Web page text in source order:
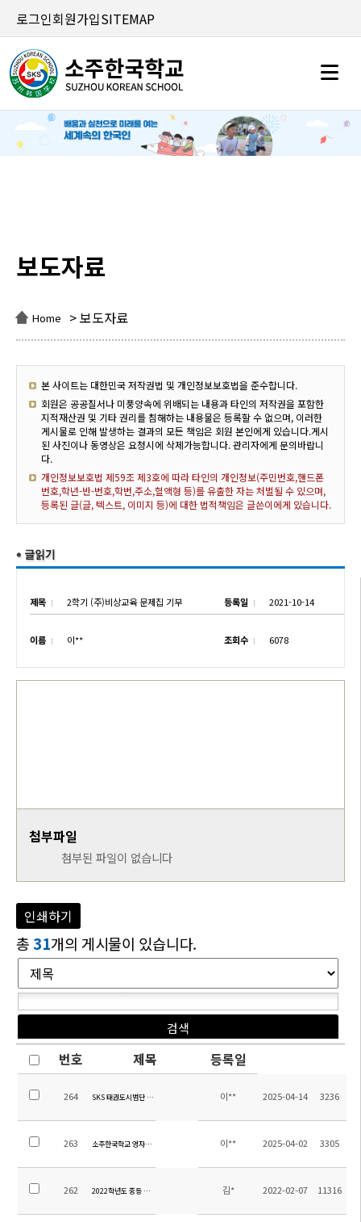
로그인회원가입SITEMAP
보도자료
Home > 보도자료
본 사이트는 대한민국 저작권법 및 개인정보보호법을 준수합니다.
회원은 공공질서나 미풍양속에 위배되는 내용과 타인의 저작권을 포함한
지적재산권 및 기타 권리를 침해하는 내용물은 등록할 수 없으며, 이러한
게시물로 인해 발생하는 결과의 모든 책임은 회원 본인에게 있습니다.게시
된 사진이나 동영상은 요청시에 삭제가능합니다. 관리자에게 문의바랍니
다.
개인정보보호법 제59조 제3호에 따라 타인의 개인정보(주민번호,핸드폰
번호,학년-반-번호,학번,주소,혈액형 등)를 유출한 자는 처벌될 수 있으며,
등록된 글(글, 텍스트, 이미지 등)에 대한 법적책임은 글쓴이에게 있습니다.
제목 2학기 (주)비상교육 문제집 기부 등록일 2021-10-14
이름 이** 조회수 6078
첨부파일
첨부된 파일이 없습니다
인쇄하기
총 31개의 게시물이 있습니다.
번호 제목 등록일
264 SKS 태권도시범단 발대식(소주연합타임즈) 이** 2025-04-14 3236
263 소주한국학교 영자신문 3월호 이** 2025-04-02 3305
262 2022학년도 중등 교과서 목록 수정 안내 김* 2022-02-07 11316